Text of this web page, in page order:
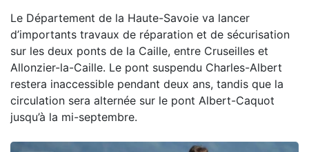
Le Département de la Haute-Savoie va lancer
d’importants travaux de réparation et de sécurisation
sur les deux ponts de la Caille, entre Cruseilles et
Allonzier-la-Caille. Le pont suspendu Charles-Albert
restera inaccessible pendant deux ans, tandis que la
circulation sera alternée sur le pont Albert-Caquot
jusqu’à la mi-septembre.